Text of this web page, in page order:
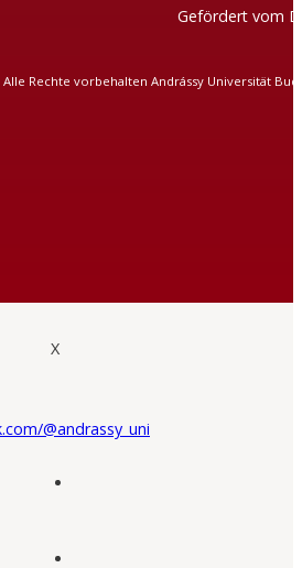
Gefördert vom
Alle Rechte vorbehalten Andrássy Universität
X
@andrassy_uni